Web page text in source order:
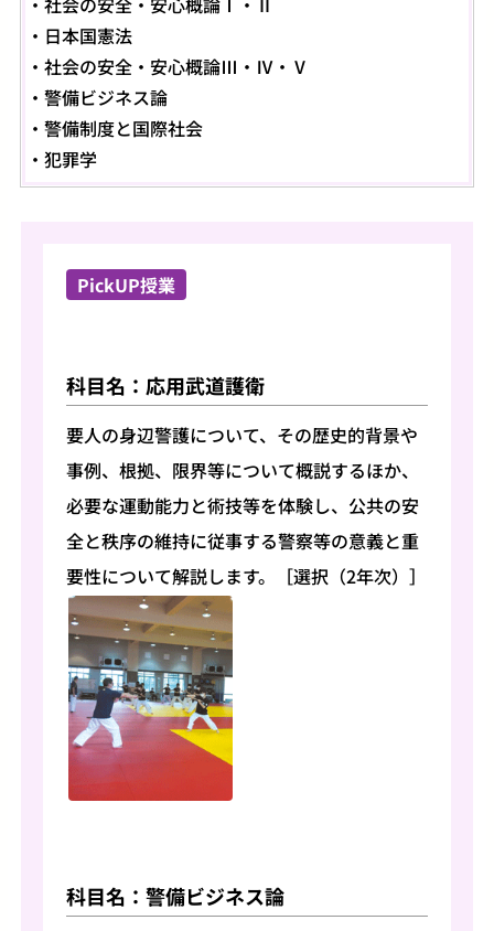
日本国憲法
社会の安全・安心概論Ⅲ・Ⅳ・Ⅴ
警備ビジネス論
警備制度と国際社会
犯罪学
PickUP授業
科目名：応用武道護衛
要人の身辺警護について、その歴史的背景や
事例、根拠、限界等について概説するほか、
必要な運動能力と術技等を体験し、公共の安
全と秩序の維持に従事する警察等の意義と重
要性について解説します。［選択（2年次）］
科目名：警備ビジネス論